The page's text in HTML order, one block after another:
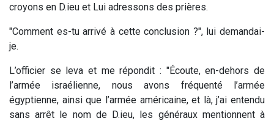
croyons en D.ieu et Lui adressons des prières.
"Comment es-tu arrivé à cette conclusion ?", lui demandai-
je.
L’officier se leva et me répondit : "Écoute, en-dehors de
l’armée israélienne, nous avons fréquenté l’armée
égyptienne, ainsi que l’armée américaine, et là, j’ai entendu
sans arrêt le nom de D.ieu, les généraux mentionnent à